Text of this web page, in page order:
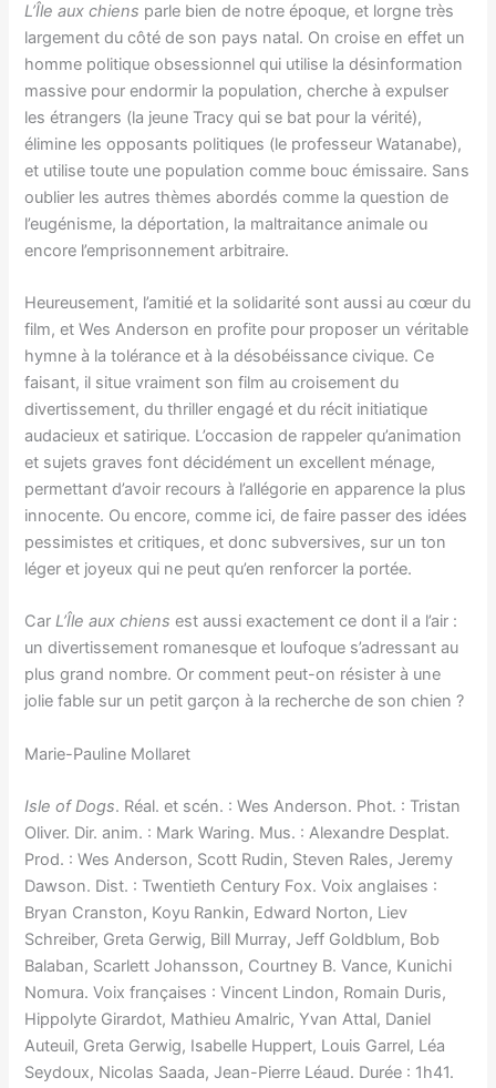
L’Île aux chiens parle bien de notre époque, et lorgne très
largement du côté de son pays natal. On croise en effet un
homme politique obsessionnel qui utilise la désinformation
massive pour endormir la population, cherche à expulser
les étrangers (la jeune Tracy qui se bat pour la vérité),
élimine les opposants politiques (le professeur Watanabe),
et utilise toute une population comme bouc émissaire. Sans
oublier les autres thèmes abordés comme la question de
l’eugénisme, la déportation, la maltraitance animale ou
encore l’emprisonnement arbitraire.
Heureusement, l’amitié et la solidarité sont aussi au cœur du
film, et Wes Anderson en profite pour proposer un véritable
hymne à la tolérance et à la désobéissance civique. Ce
faisant, il situe vraiment son film au croisement du
divertissement, du thriller engagé et du récit initiatique
audacieux et satirique. L’occasion de rappeler qu’animation
et sujets graves font décidément un excellent ménage,
permettant d’avoir recours à l’allégorie en apparence la plus
innocente. Ou encore, comme ici, de faire passer des idées
pessimistes et critiques, et donc subversives, sur un ton
léger et joyeux qui ne peut qu’en renforcer la portée.
CarL’Île aux chiens est aussi exactement ce dont il a l’air :
un divertissement romanesque et loufoque s’adressant au
plus grand nombre. Or comment peut-on résister à une
jolie fable sur un petit garçon à la recherche de son chien ?
Marie-Pauline Mollaret
Isle of Dogs. Réal. et scén. : Wes Anderson. Phot. : Tristan
Oliver. Dir. anim. : Mark Waring. Mus. : Alexandre Desplat.
Prod. : Wes Anderson, Scott Rudin, Steven Rales, Jeremy
Dawson. Dist. : Twentieth Century Fox. Voix anglaises :
Bryan Cranston, Koyu Rankin, Edward Norton, Liev
Schreiber, Greta Gerwig, Bill Murray, Jeff Goldblum, Bob
Balaban, Scarlett Johansson, Courtney B. Vance, Kunichi
Nomura. Voix françaises : Vincent Lindon, Romain Duris,
Hippolyte Girardot, Mathieu Amalric, Yvan Attal, Daniel
Auteuil, Greta Gerwig, Isabelle Huppert, Louis Garrel, Léa
Seydoux, Nicolas Saada, Jean-Pierre Léaud. Durée : 1h41.